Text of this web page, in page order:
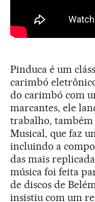
Pinduca é um
carimbó
do carimbó com
marcantes, ele
trabalho,
Musical, que faz
incluindo a
das mais
música foi feita
de discos de
insistiu com um